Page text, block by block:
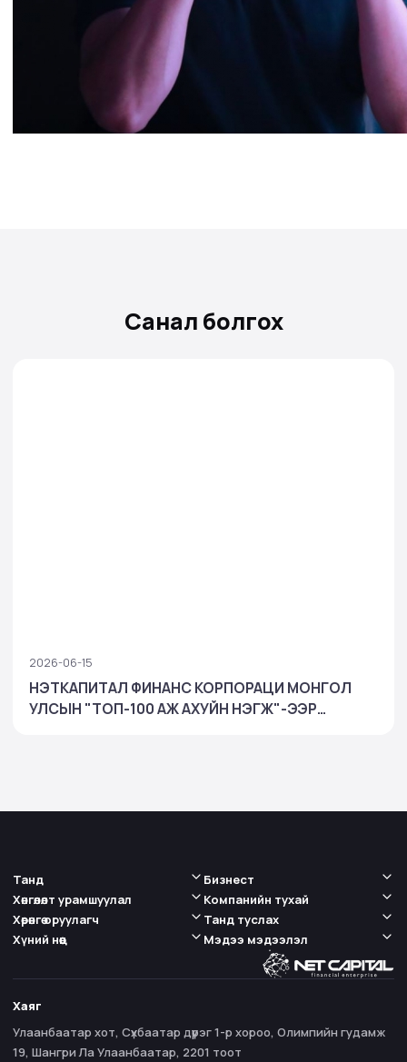
Санал болгох
2026-06-15
НЭТКАПИТАЛ ФИНАНС КОРПОРАЦИ МОНГОЛ
УЛСЫН "ТОП-100 АЖ АХУЙН НЭГЖ"-ЭЭР
Танд
Хөнгөлөлт урамшуулал
Бизнест
Компанийн тухай
Хөрөнгө оруулагч
Хүний нөөц
Танд туслах
Мэдээ мэдээлэл
Хаяг
Улаанбаатар хот, Сүхбаатар дүүрэг 1-р хороо, Олимпийн гудамж
19, Шангри Ла Улаанбаатар, 2201 тоот